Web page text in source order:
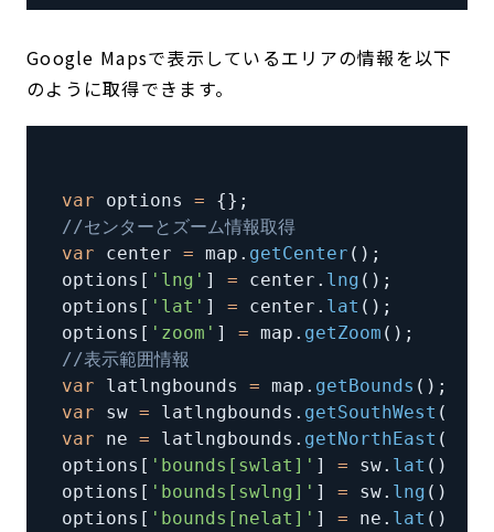
Google Mapsで表示しているエリアの情報を以下
のように取得できます。
var options = {} ;
//センターとズーム情報取得
var center = map . getCenter ( ) ;
options [ 'lng' ] = center . lng ( ) ;
options [ 'lat' ] = center . lat ( ) ;
options [ 'zoom' ] = map . getZoom ( ) ;
//表示範囲情報
var latlngbounds = map . getBounds ( ) ;
var sw = latlngbounds . getSouthWest (
var ne = latlngbounds . getNorthEast (
options [ 'bounds[swlat]' ] = sw. lat ( )
options [ 'bounds[swlng]' ] = sw. lng ( )
options [ 'bounds[nelat]' ] = ne . lat ( )